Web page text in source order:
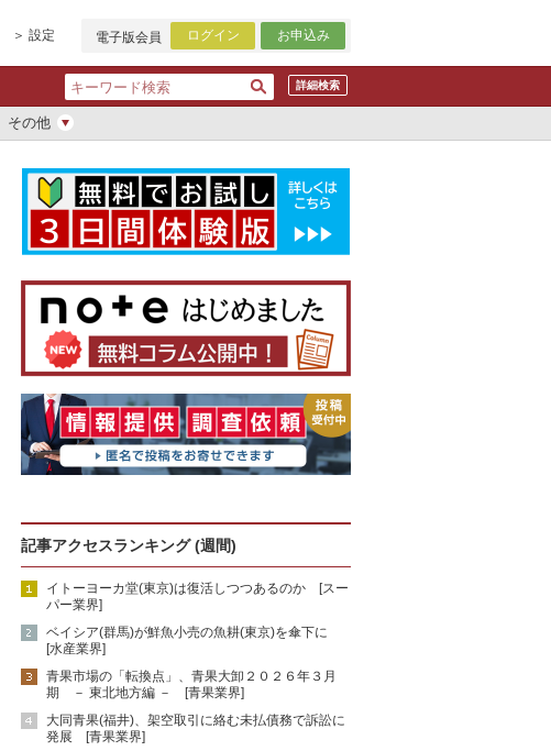
設定 電子版会員 ログイン お申込み
詳細検索
その他
記事アクセスランキング (週間)
イトーヨーカ堂(東京)は復活しつつあるのか [スー
パー業界]
ベイシア(群馬)が鮮魚小売の魚耕(東京)を傘下に
[水産業界]
青果市場の「転換点」、青果大卸２０２６年３月
期 － 東北地方編 － [青果業界]
大同青果(福井)、架空取引に絡む未払債務で訴訟に
発展 [青果業界]